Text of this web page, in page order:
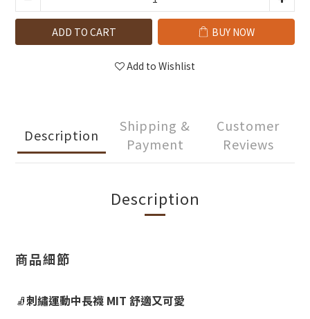
ADD TO CART BUY NOW
Add to Wishlist
Description
Shipping &
Payment
Customer
Reviews
Description
商品細節
🧦刺繡運動中長襪 MIT 舒適又可愛